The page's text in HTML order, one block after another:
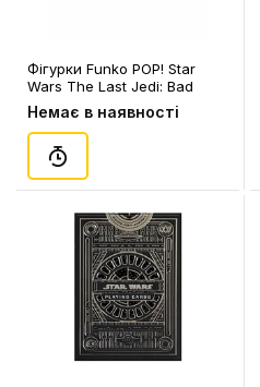
Фігурки Funko POP! Star
Wars The Last Jedi: Bad
Guys (3-Pack), (26486)
Немає в наявності